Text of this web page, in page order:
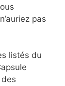
pas
listés du